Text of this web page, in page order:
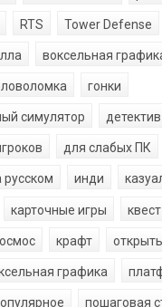
RTS Tower Defense
воксельная
гонки
симулятор детектив
для слабых ПК
русском инди
карточные игры квест
крафт
графика
пошаговая